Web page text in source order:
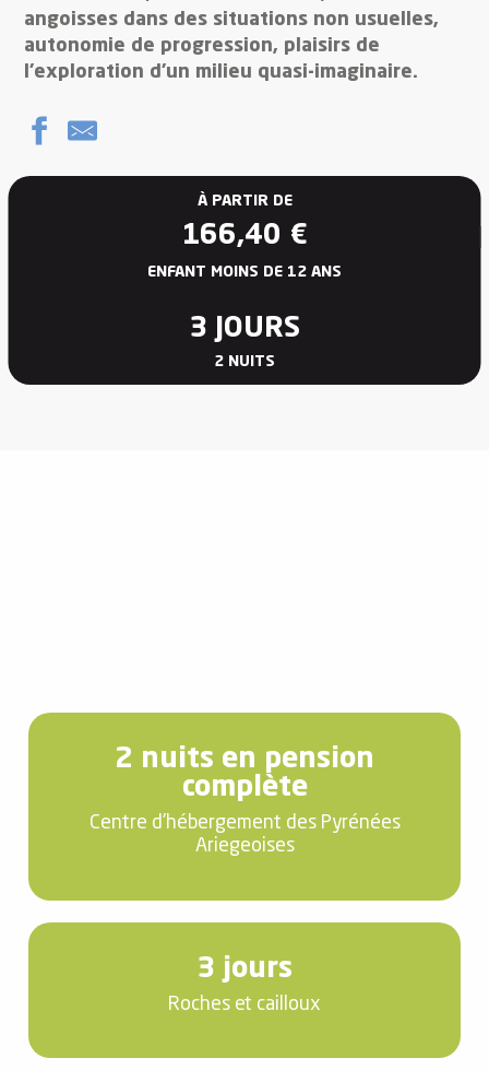
angoisses dans des situations non usuelles,
autonomie de progression, plaisirs de
l’exploration d’un milieu quasi-imaginaire.
À PARTIR DE
166,40 €
ENFANT MOINS DE 12 ANS
3 JOURS
2 NUITS
2 nuits en pension
complète
Centre d'hébergement des Pyrénées
Ariegeoises
3 jours
Roches et cailloux